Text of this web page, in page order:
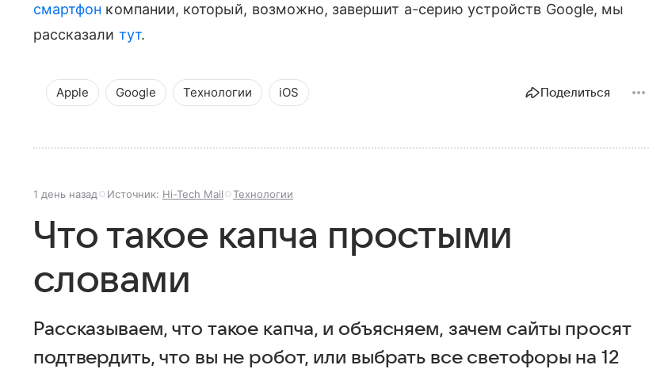
смартфон компании, который, возможно, завершит а-серию устройств Google, мы
рассказали тут.
Apple Google Технологии iOS Поделиться
1 день назад Источник: Hi-Tech Mail Технологии
Что такое капча простыми
словами
Рассказываем, что такое капча, и объясняем, зачем сайты просят
подтвердить, что вы не робот, или выбрать все светофоры на 12